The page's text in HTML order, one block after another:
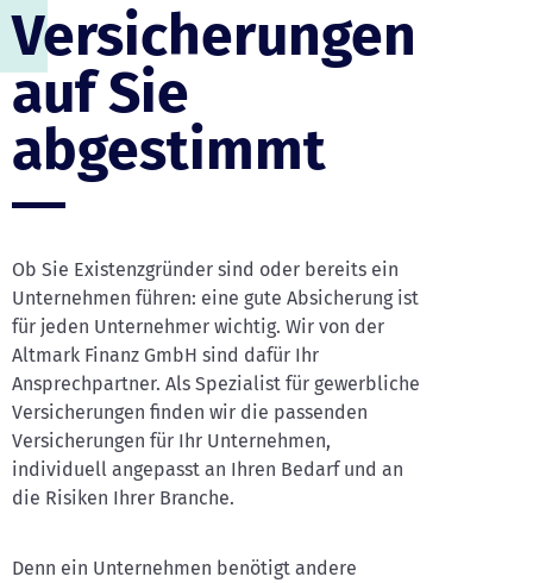
Versicherungen
auf Sie
abgestimmt
Ob Sie Existenzgründer sind oder bereits ein
Unternehmen führen: eine gute Absicherung ist
für jeden Unternehmer wichtig. Wir von der
Altmark Finanz GmbH sind dafür Ihr
Ansprechpartner. Als Spezialist für gewerbliche
Versicherungen finden wir die passenden
Versicherungen für Ihr Unternehmen,
individuell angepasst an Ihren Bedarf und an
die Risiken Ihrer Branche.
Denn ein Unternehmen benötigt andere